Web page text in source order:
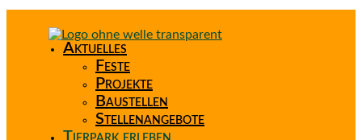
Aktuelles
Feste
Projekte
Baustellen
Stellenangebote
Tierpark erleben